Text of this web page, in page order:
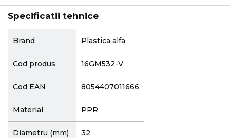
Specificatii tehnice
Brand Plastica alfa
Cod produs 16GM532-V
Cod EAN 8054407011666
Material PPR
Diametru (mm) 32